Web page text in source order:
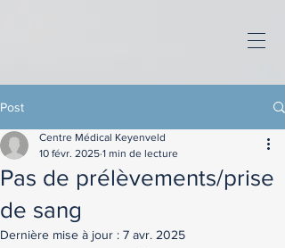
Post
Pas de prélèvements/prise
de sang
Centre Médical Keyenveld
10 févr. 2025 1 min de lecture
Dernière mise à jour : 7 avr. 2025